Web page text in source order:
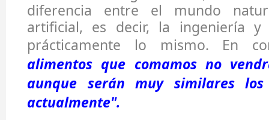
diferencia entre el mundo
artificial, es decir, la ingeniería y
prácticamente lo mismo. En
alimentos que comamos no
aunque serán muy similares los
actualmente".